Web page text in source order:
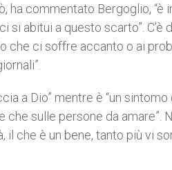
ha commentato Bergoglio,
abitui a questo scarto”. C’è
che ci soffre accanto o ai
a Dio” mentre è “un
sulle persone da amare”.
il che è un bene, tanto più vi